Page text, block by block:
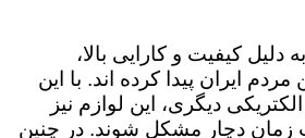
کیفیت و کارایی بالا،
ایران پیدا کرده اند. با این
دیگری، این لوازم نیز
دچار مشکل شوند. در چنین